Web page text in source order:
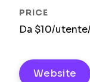
Da $10/
Website